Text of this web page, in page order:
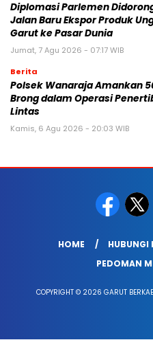
Diplomasi Parlemen
Jalan Baru Ekspor Produk
Garut ke Pasar Dunia
Jumat, 7 Agu 2026 - 07:17 WIB
Berita
Polsek Wanaraja Amankan
Brong dalam Operasi
Lintas
Kamis, 6 Agu 2026 - 20:03 WIB
HOME HUBUNGI
PEDOMAN
COPYRIGHT © 2026 GARUT